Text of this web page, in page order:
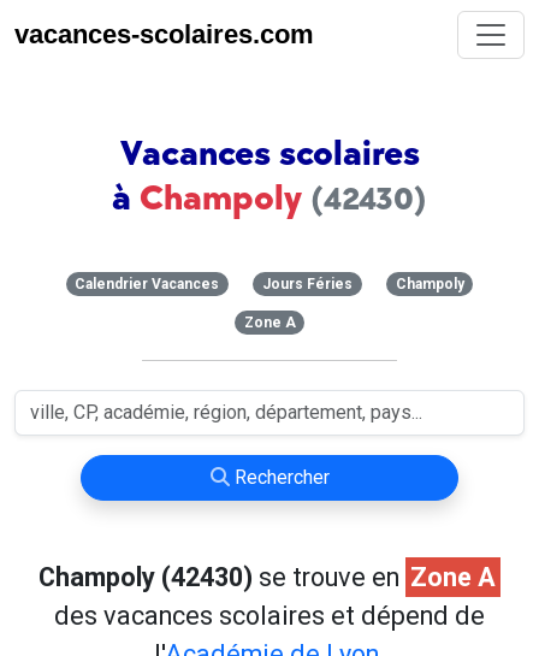
vacances-scolaires.com
Vacances scolaires
à Champoly (42430)
Calendrier Vacances Jours Féries Champoly
Zone A
Rechercher
Champoly (42430) se trouve en Zone A
des vacances scolaires et dépend de